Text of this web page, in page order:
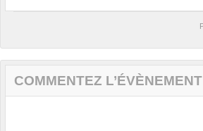
COMMENTEZ L’ÉVÈNEMENT